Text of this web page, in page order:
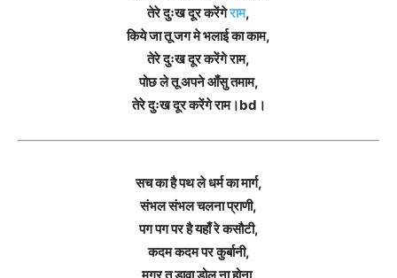
तेरे दुःख दूर करेंगेराम,
किये जा तू जग मे भलाई का काम,
तेरे दुःख दूर करेंगे राम,
पोछ ले तू अपने आँसु तमाम,
तेरे दुःख दूर करेंगे राम।bd।
सच का है पथ ले धर्म का मार्ग,
संभल संभल चलना प्राणी,
पग पग पर है यहाँ रे कसौटी,
कदम कदम पर कुर्बानी,
मगर तू डावा डोल ना होना,